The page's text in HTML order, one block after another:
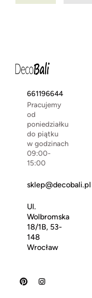
661196644
Pracujemy
od
poniedziałku
do piątku
w godzinach
09:00-
15:00
sklep@decobali.pl
Ul.
Wolbromska
18/1B, 53-
148
Wrocław